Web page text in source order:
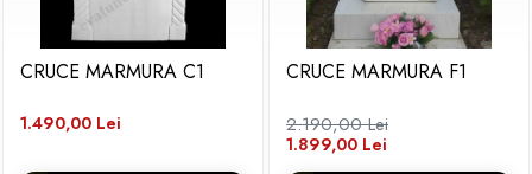
CRUCE MARMURA C1
1.490,00 Lei
CRUCE MARMURA F1
2.190,00 Lei
1.899,00 Lei